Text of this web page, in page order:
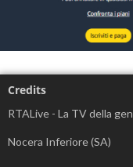
Credits
RTALive - La TV della
Nocera Inferiore (SA)